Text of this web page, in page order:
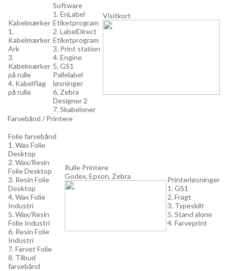
Kabelmærker
1.
Kabelmærker
Ark
3.
Kabelmærker
på rulle
4. Kabelflag
på rulle
Software
1. EnLabel
Etiketprogram
2. LabelDirect
Etiketprogram
3. Print station
4. Engine
5. GS1
Pallelabel
løsninger
6. Zebra
Designer 2
7. Skabeloner
Visitkort
Farvebånd / Printere
Folie farvebånd
1. Wax Folie
Desktop
2. Wax/Resin
Folie Desktop
3. Resin Folie
Desktop
4. Wax Folie
Industri
5. Wax/Resin
Folie Industri
6. Resin Folie
Industri
7. Farvet Folie
8. Tilbud
farvebånd
Rulle Printere
Godex, Epson, Zebra
Printerløsninger
1. GS1
2. Fragt
3. Typeskilt
5. Stand alone
4. Farveprint